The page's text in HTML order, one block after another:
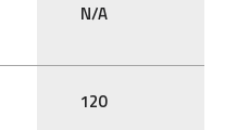
N/A
120